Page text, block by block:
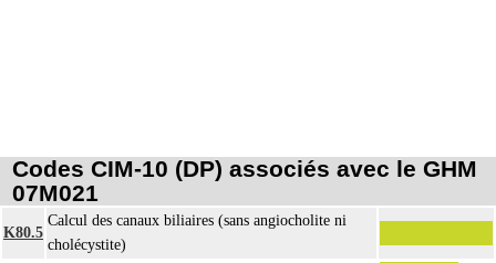
Codes CIM-10 (DP) associés avec le GHM
07M021
K80.5
Calcul des canaux biliaires (sans angiocholite ni
cholécystite)